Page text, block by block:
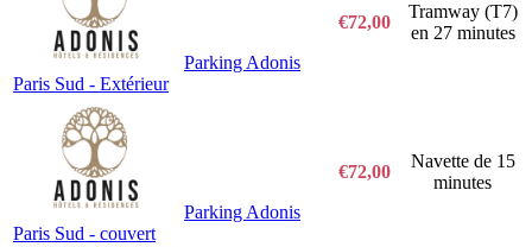
Parking Adonis
Paris Sud - Extérieur
€72,00
Tramway (T7)
en 27 minutes
Parking Adonis
Paris Sud - couvert
€72,00
Navette de 15
minutes